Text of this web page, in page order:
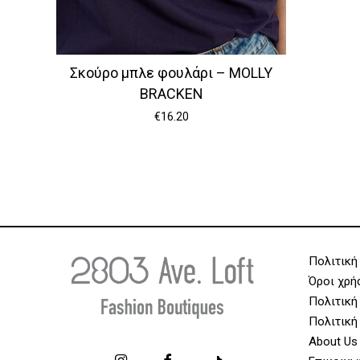
Σκούρο μπλε φουλάρι – MOLLY
BRACKEN
€16.20
Όροι
About Us